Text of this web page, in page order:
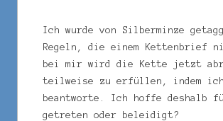
Ich wurde von Silberminze
Regeln, die einem Kettenbrief
bei mir wird die Kette jetzt
teilweise zu erfüllen, indem
beantworte. Ich hoffe deshalb
getreten oder beleidigt?